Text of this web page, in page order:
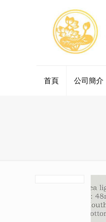
首頁 公司簡介